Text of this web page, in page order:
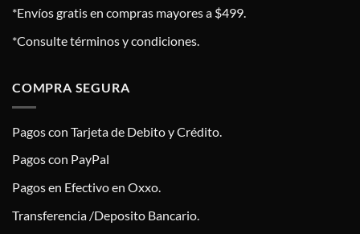
*Envíos gratis en compras mayores a $499.
*Consulte términos y condiciones.
COMPRA SEGURA
Pagos con Tarjeta de Debito y Crédito.
Pagos con PayPal
Pagos en Efectivo en Oxxo.
Transferencia /Deposito Bancario.